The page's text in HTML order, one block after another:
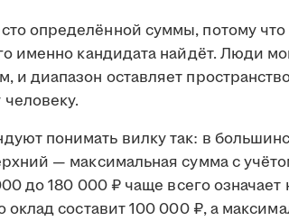
определённой суммы, потому что
именно кандидата найдёт. Люди
и диапазон оставляет
понимать вилку так: в
— максимальная сумма с
до 180 000 ₽ чаще всего означает
оклад составит 100 000 ₽, а